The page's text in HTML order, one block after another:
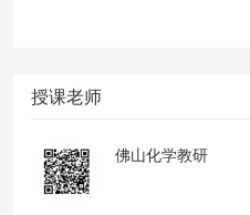
授课老师
佛山化学教研